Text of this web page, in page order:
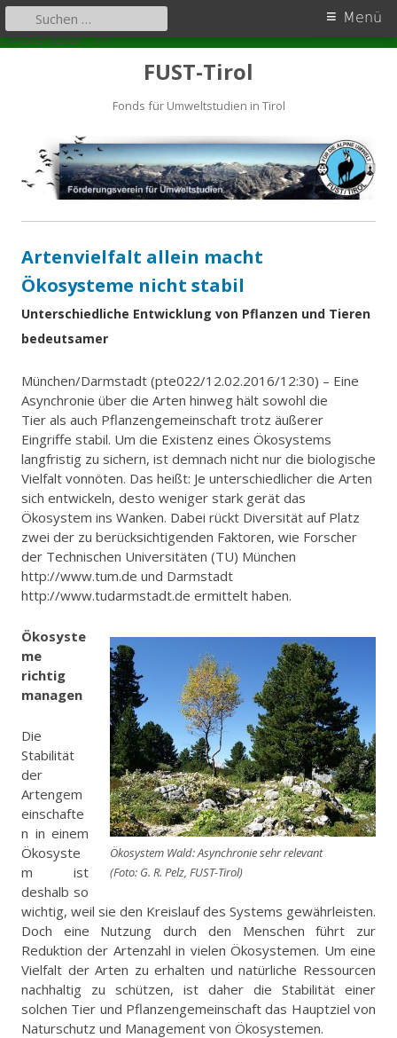
...WeiterlesenArtenvielfalt
" />Zum
springenFUST-Tirol
Fonds für Umweltstudien in Tirol
Primäres
Menü
Menü
Suchen
nach:
Artenvielfalt allein macht
Ökosysteme nicht stabil
Unterschiedliche Entwicklung von Pflanzen und Tieren
bedeutsamer
München/Darmstadt (pte022/12.02.2016/12:30) –­ Eine
Asynchronie über die Arten hinweg hält sowohl die
Tier­ als auch Pflanzengemeinschaft trotz äußerer
Eingriffe stabil. Um die Existenz eines Ökosystems
langfristig zu sichern, ist demnach nicht nur die biologische
Vielfalt vonnöten. Das heißt: Je unterschiedlicher die Arten
sich entwickeln, desto weniger stark gerät das
Ökosystem ins Wanken. Dabei rückt Diversität auf Platz
zwei der zu berücksichtigenden Faktoren, wie Forscher
der Technischen Universitäten (TU) München
http://www.tum.de und Darmstadt
http://www.tu­darmstadt.de ermittelt haben.
Ökosystem Wald: Asynchronie sehr relevant
(Foto: G. R. Pelz, FUST-Tirol)
Ökosyste
me
richtig
managen
Die
Stabilität
der
Artengem
einschafte
n in einem
Ökosyste
m ist
deshalb so
wichtig, weil sie den Kreislauf des Systems gewährleisten.
Doch eine Nutzung durch den Menschen führt zur
Reduktion der Artenzahl in vielen Ökosystemen. Um eine
Vielfalt der Arten zu erhalten und natürliche Ressourcen
nachhaltig zu schützen, ist daher die Stabilität einer
solchen Tier­ und Pflanzengemeinschaft das Hauptziel von
Naturschutz und Management von Ökosystemen.